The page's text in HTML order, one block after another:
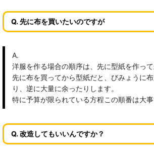
Q. 先に布を買いたいのですが
A.
洋服を作る場合の順序は、先に型紙を作って
先に布を買ってから型紙だと、びみょうに
り、逆に大量に余ったりします。
特に予算が限られている方程この順番は大事
Q. 改造してもいいんですか？